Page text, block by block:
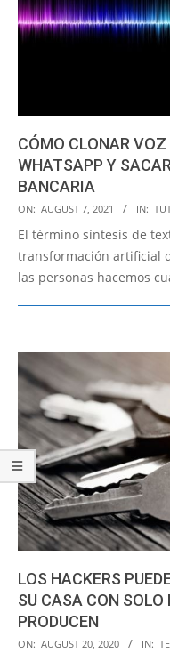
CÓMO CLONAR VOZ
WHATSAPP Y
BANCARIA
2021-
08-
07
ON: AUGUST 7, 2021 IN:
El término síntesis de
transformación artificial
las personas hacemos
LOS HACKERS
SU CASA CON SOLO
PRODUCEN
2020-
ON: AUGUST 20, 2020 IN: